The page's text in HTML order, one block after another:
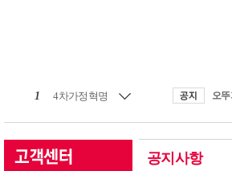
1 4차가정혁명
공지사항